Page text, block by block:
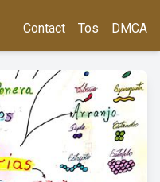
Contact Tos DMCA